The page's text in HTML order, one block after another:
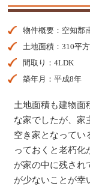
物件概要：空知郡
土地面積：310平
間取り：4LDK
築年月：平成8年
土地面積も建物面
な家でしたが、家
空き家となってい
っておくと老朽化
が家の中に残され
が少ないことが幸